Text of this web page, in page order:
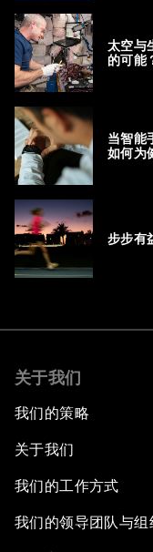
太空与
的可能
当智能
如何为
步步有
关于我们
我们的策略
关于我们
我们的工作方式
我们的领导团队与组